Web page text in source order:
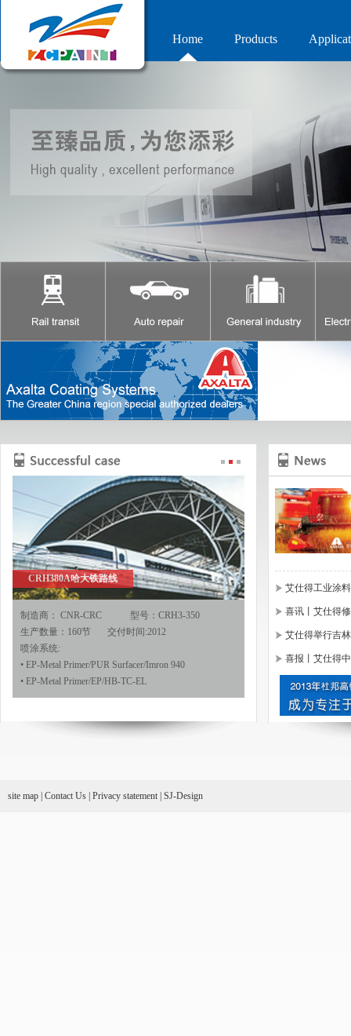
Home Products
CRH380A哈大铁路线
制造商： CNR-CRC 型号：CRH3-350
生产数量：160节 交付时间:2012
喷涂系统:
• EP-Metal Primer/PUR Surfacer/Imron 940
• EP-Metal Primer/EP/HB-TC-EL
艾仕得工业涂
喜讯丨艾仕得
艾仕得举行吉
喜报丨艾仕得
site map Contact Us Privacy statement SJ-Design